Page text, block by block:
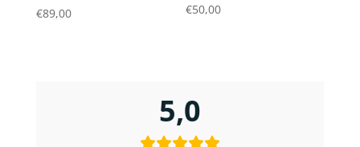
€89,00
Note
5.00
€50,00
5,0